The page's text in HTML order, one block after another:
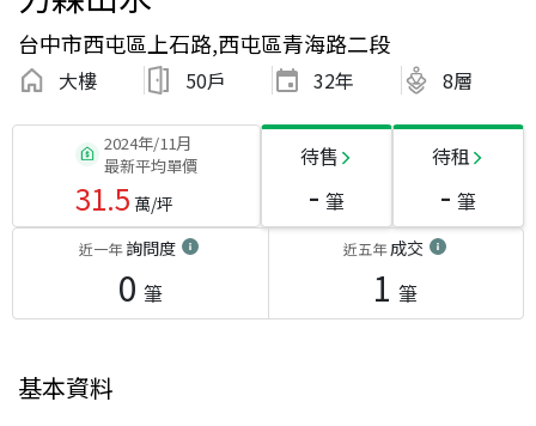
台中市西屯區上石路,西屯區青海路二段
大樓 50戶 32年 8層
2024年/11月
最新平均單價
31.5 萬/坪
待售
- 筆
待租
- 筆
近一年詢問度
0 筆
近五年成交
1 筆
基本資料